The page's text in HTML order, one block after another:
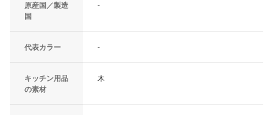
原産国／製造
国
-
代表カラー -
キッチン用品
の素材
木